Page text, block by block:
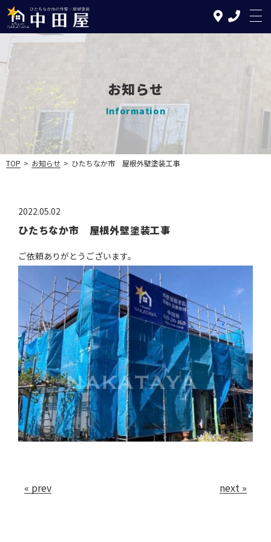
TOP
中田屋の特徴
塗装について
施工実績
お知らせ
会社案内
お問い合わせ
お知らせ
Information
TOP > お知らせ > ひたちなか市 屋根外壁塗装工事
2022.05.02
ひたちなか市 屋根外壁塗装工事
ご依頼ありがとうございます。
« prev next »